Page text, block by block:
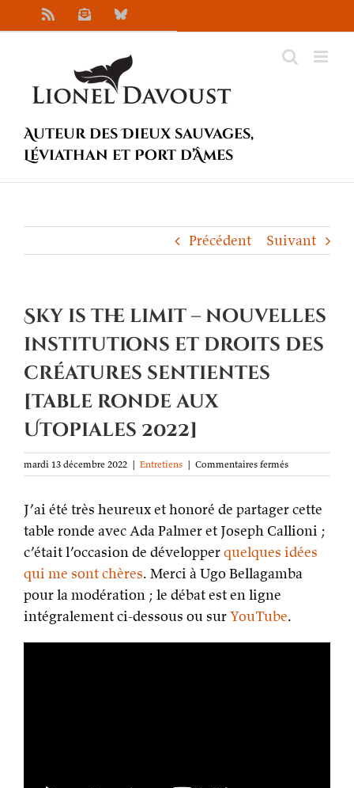
au
NewsletterBluesky
Auteur des Dieux sauvages,
Léviathan et Port d’Âmes
Précédent Suivant
Sky is the limit – nouvelles
institutions et droits des
créatures sentientes
[table ronde aux
Utopiales 2022]
mardi 13 décembre 2022 | Entretiens | Commentaires ferméssur
Sky
the
–
nouvelles
et
créatures
J’ai été très heureux et honoré de partager cette
table ronde avec Ada Palmer et Joseph Callioni ;
c’était l’occasion de développerquelques idées
qui me sont chères. Merci à Ugo Bellagamba
pour la modération ; le débat est en ligne
intégralement ci-dessous ou surYouTube.